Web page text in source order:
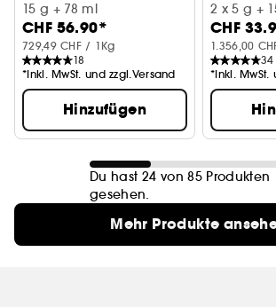
15 g + 78 ml
CHF 56.90*
729,49 CHF / 1Kg
18
*Inkl. MwSt. und zzgl.Versand
Hinzufügen
2 x 5 g +
CHF
1.356,00
34
*Inkl. MwSt.
Du hast 24 von 85 Produkten
gesehen.
Mehr Produkte